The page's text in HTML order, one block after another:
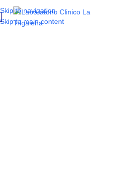
Skip to navigation
Skip to main content